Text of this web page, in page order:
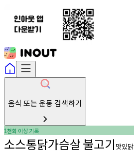
음식 또는 운동 검색하기
1천회 이상기록
소스통닭가슴살불고기 맛있닭